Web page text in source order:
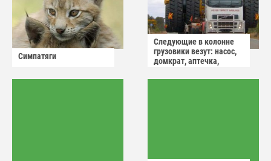
Симпатяги
Следующие в колонне
грузовики везут: насос,
домкрат, аптечка,